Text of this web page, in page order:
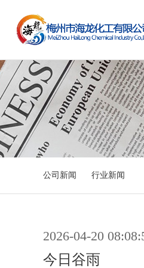
公司新闻 行业新闻
2026-04-20
今日谷雨